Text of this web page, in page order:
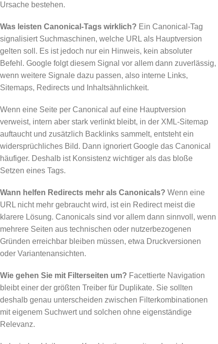
Ursache bestehen.
Was leisten Canonical-Tags wirklich? Ein Canonical-Tag
signalisiert Suchmaschinen, welche URL als Hauptversion
gelten soll. Es ist jedoch nur ein Hinweis, kein absoluter
Befehl. Google folgt diesem Signal vor allem dann zuverlässig,
wenn weitere Signale dazu passen, also interne Links,
Sitemaps, Redirects und Inhaltsähnlichkeit.
Wenn eine Seite per Canonical auf eine Hauptversion
verweist, intern aber stark verlinkt bleibt, in der XML-Sitemap
auftaucht und zusätzlich Backlinks sammelt, entsteht ein
widersprüchliches Bild. Dann ignoriert Google das Canonical
häufiger. Deshalb ist Konsistenz wichtiger als das bloße
Setzen eines Tags.
Wann helfen Redirects mehr als Canonicals? Wenn eine
URL nicht mehr gebraucht wird, ist ein Redirect meist die
klarere Lösung. Canonicals sind vor allem dann sinnvoll, wenn
mehrere Seiten aus technischen oder nutzerbezogenen
Gründen erreichbar bleiben müssen, etwa Druckversionen
oder Variantenansichten.
Wie gehen Sie mit Filterseiten um? Facettierte Navigation
bleibt einer der größten Treiber für Duplikate. Sie sollten
deshalb genau unterscheiden zwischen Filterkombinationen
mit eigenem Suchwert und solchen ohne eigenständige
Relevanz.